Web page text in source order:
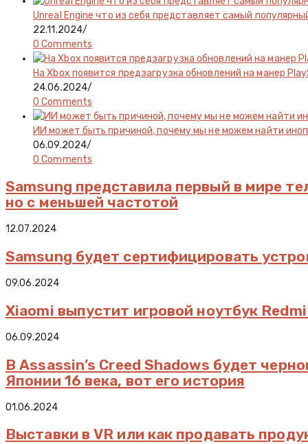
Unreal Engine что из себя представляет самый
22.11.2024/
0 Comments
На Xbox появится предзагрузка обновлений на манер
24.06.2024/
0 Comments
ИИ может быть причиной, почему мы не можем найти
06.09.2024/
0 Comments
Samsung представила первый в мире
но с меньшей частотой
12.07.2024
Samsung будет сертифицировать
09.06.2024
Xiaomi выпустит игровой ноутбук
06.09.2024
В Assassin’s Creed Shadows будет
Японии 16 века, вот его история
01.06.2024
Выставки в VR или как продавать